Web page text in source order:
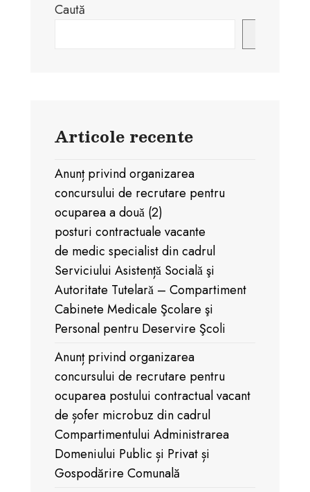
Caută
Articole recente
Anunț privind organizarea
concursului de recrutare pentru
ocuparea a douǎ (2)
posturi contractuale vacante
de medic specialist din cadrul
Serviciului Asistențǎ Socialǎ şi
Autoritate Tutelarǎ – Compartiment
Cabinete Medicale Şcolare şi
Personal pentru Deservire Şcoli
Anunț privind organizarea
concursului de recrutare pentru
ocuparea postului contractual vacant
de șofer microbuz din cadrul
Compartimentului Administrarea
Domeniului Public și Privat și
Gospodărire Comunală